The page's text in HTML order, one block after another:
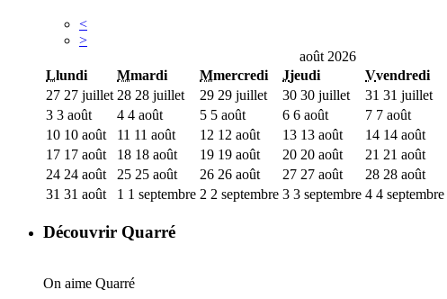
<
>
août 2026
Llundi Mmardi Mmercredi Jjeudi Vvendredi
27 27 juillet 28 28 juillet 29 29 juillet 30 30 juillet 31 31 juillet
3 3 août 4 4 août 5 5 août 6 6 août 7 7 août
10 10 août 11 11 août 12 12 août 13 13 août 14 14 août
17 17 août 18 18 août 19 19 août 20 20 août 21 21 août
24 24 août 25 25 août 26 26 août 27 27 août 28 28 août
31 31 août 1 1 septembre 2 2 septembre 3 3 septembre 4 4 septembre
Découvrir Quarré
On aime Quarré